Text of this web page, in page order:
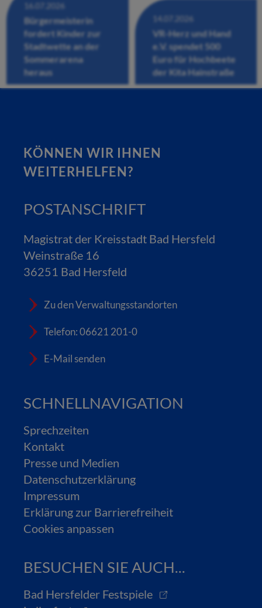
16.07.2026
Bürgermeisterin
fordert Kinder zur
Stadtwette an der
Sommerarena
heraus
14.07.2026
VR-Herz und Hand
e.V. spendet 500
Euro für Hochbeete
der Kita Hainstraße
KÖNNEN WIR IHNEN
WEITERHELFEN?
POSTANSCHRIFT
Magistrat der Kreisstadt Bad Hersfeld
Weinstraße 16
36251 Bad Hersfeld
Zu den Verwaltungsstandorten
Telefon: 06621 201-0
E-Mail senden
SCHNELLNAVIGATION
Sprechzeiten
Kontakt
Presse und Medien
Datenschutzerklärung
Impressum
Erklärung zur Barrierefreiheit
Cookies anpassen
BESUCHEN SIE AUCH...
Bad Hersfelder Festspiele